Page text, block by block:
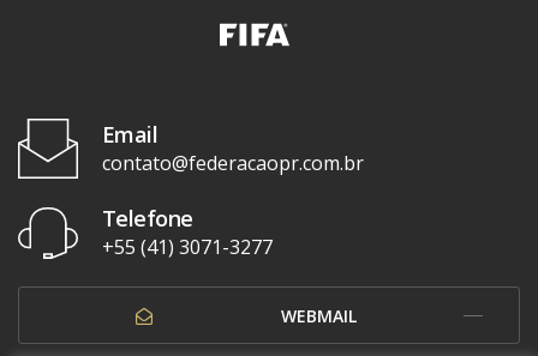
Email
contato@federacaopr.com.br
Telefone
+55 (41) 3071-3277
WEBMAIL